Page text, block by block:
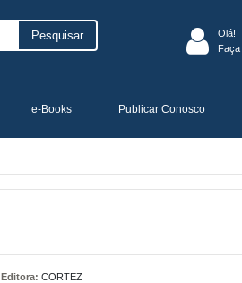
Pesquisar
Olá!
Faça
e-Books Publicar Conosco
Editora: CORTEZ